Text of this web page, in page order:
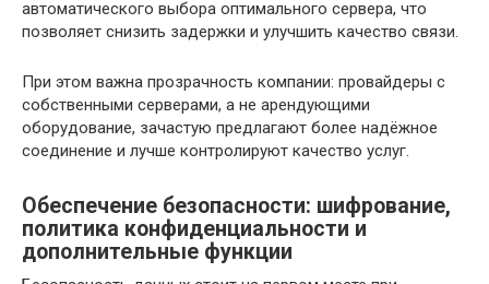
автоматического выбора оптимального сервера, что
позволяет снизить задержки и улучшить качество связи.
При этом важна прозрачность компании: провайдеры с
собственными серверами, а не арендующими
оборудование, зачастую предлагают более надёжное
соединение и лучше контролируют качество услуг.
Обеспечение безопасности: шифрование,
политика конфиденциальности и
дополнительные функции